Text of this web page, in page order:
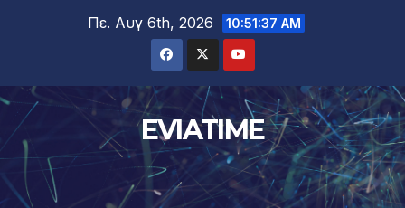
Πε. Αυγ 6th, 2026 10:51:38 AM
EVIATIME